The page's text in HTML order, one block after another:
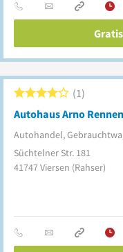
Autohaus Arno Rennen
Autohandel,
1
Süchtelner Str. 181
41747Viersen (Rahser)